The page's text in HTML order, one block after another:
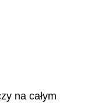
na całym